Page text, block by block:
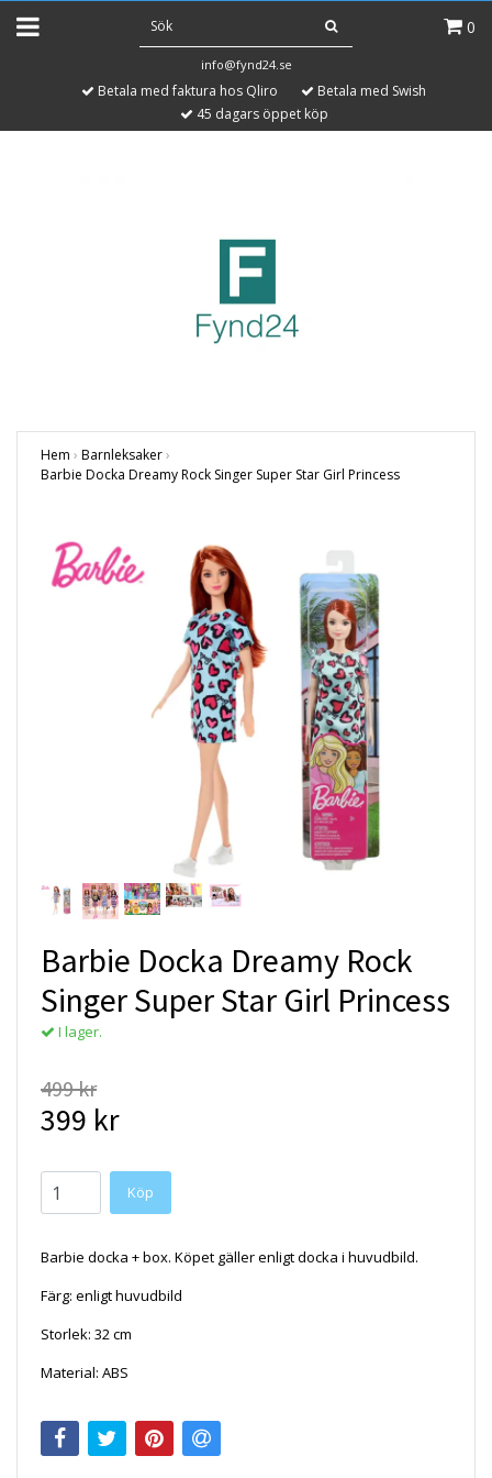
0
info@fynd24.se
Betala med faktura hos Qliro
Betala med Swish
45 dagars öppet köp
Hem › Barnleksaker›
Barbie Docka Dreamy Rock Singer Super Star Girl Princess
Barbie Docka Dreamy Rock
Singer Super Star Girl Princess
I lager.
499 kr
399 kr
Barbie docka + box. Köpet gäller enligt docka i huvudbild.
Färg: enligt huvudbild
Storlek: 32 cm
Material: ABS